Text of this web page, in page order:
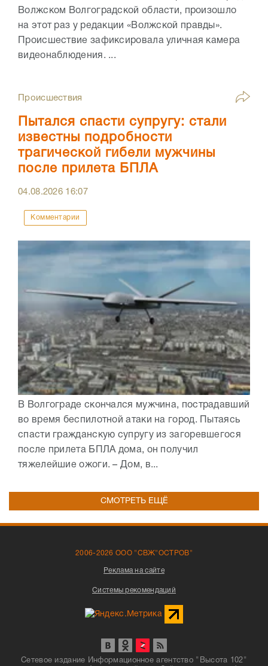
Волжском Волгоградской области, произошло
на этот раз у редакции «Волжской правды».
Происшествие зафиксировала уличная камера
видеонаблюдения. ...
Происшествия
Пытался спасти супругу: стали
известны подробности
трагической гибели мужчины
после прилета БПЛА
04.08.2026 16:07
Комментарии
В Волгограде скончался мужчина, пострадавший
во время беспилотной атаки на город. Пытаясь
спасти гражданскую супругу из загоревшегося
после прилета БПЛА дома, он получил
тяжелейшие ожоги. – Дом, в...
СМОТРЕТЬ ЕЩЁ
2006-2026 ООО "СВЖ"ОСТРОВ"
Реклама на сайте
Системы рекомендаций
Сетевое издание Информационное агентство "Высота 102"